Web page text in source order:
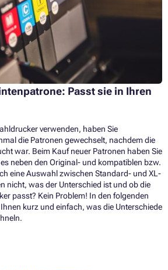
Passt sie in Ihren
verwenden, haben Sie
die Patronen gewechselt, nachdem die
war. Beim Kauf neuer Patronen haben Sie
neben den Original- und kompatiblen bzw.
eine Auswahl zwischen Standard- und XL-
nicht, was der Unterschied ist und ob die
passt? Kein Problem! In den folgenden
kurz und einfach, was die Unterschiede